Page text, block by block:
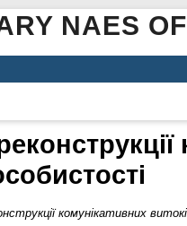
NAES
комунікативних